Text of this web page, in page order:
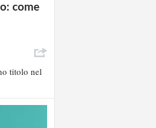
come
titolo nel